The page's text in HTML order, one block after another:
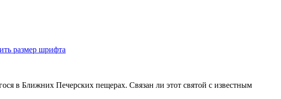
в Ближних Печерских пещерах. Связан ли этот святой с известным